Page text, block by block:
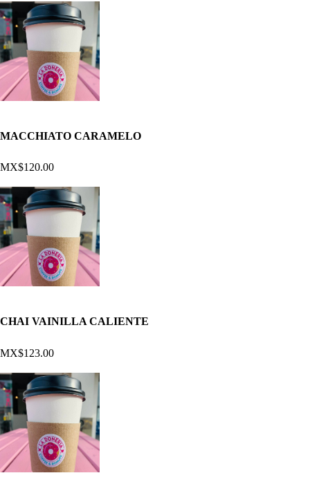
MACCHIATO CARAMELO
MX$120.00
CHAI VAINILLA CALIENTE
MX$123.00